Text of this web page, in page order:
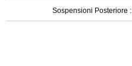
Sospensioni Posteriore :